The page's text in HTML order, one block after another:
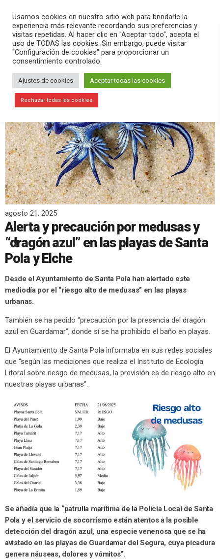
search menu pause PLAY
agosto 21, 2025
Alerta y precaución por medusas y
“dragón azul” en las playas de Santa
Pola y Elche
Desde el Ayuntamiento de Santa Pola han alertado este
mediodía por el “riesgo alto de medusas” en las playas
urbanas.
También se ha pedido “precaución por la presencia del dragón
azul en Guardamar”, donde sí se ha prohibido el baño en playas.
El Ayuntamiento de Santa Pola informaba en sus redes sociales
que “según las mediciones que realiza el Instituto de Ecología
Litoral sobre riesgo de medusas, la previsión es de riesgo alto en
nuestras playas urbanas”.
Se añadía que la “patrulla marítima de la Policía Local de Santa
Pola y el servicio de socorrismo están atentos a la posible
detección del dragón azul, una especie venenosa que se ha
avistado en las playas de Guardamar del Segura, cuya picadura
genera náuseas, dolores y vómitos”.
Usamos cookies en nuestro sitio web para brindarle la
experiencia más relevante recordando sus preferencias y
visitas repetidas. Al hacer clic en "Aceptar todo", acepta el
uso de TODAS las cookies. Sin embargo, puede visitar
"Configuración de cookies" para proporcionar un
consentimiento controlado.
Ajustes de cookies Aceptar todas las cookies
Rechazar todas las cookies